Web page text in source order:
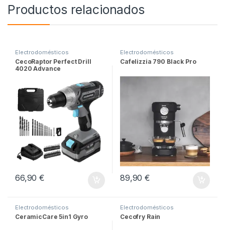
Productos relacionados
Electrodomésticos
CecoRaptor Perfect Drill
4020 Advance
66,90€
Electrodomésticos
Cafelizzia 790 Black Pro
89,90€
Electrodomésticos
CeramicCare 5in1 Gyro
Electrodomésticos
Cecofry Rain